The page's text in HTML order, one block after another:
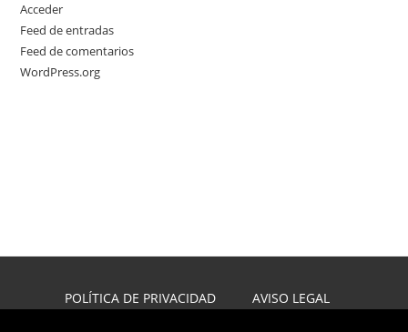
Acceder
Feed de entradas
Feed de comentarios
WordPress.org
POLÍTICA DE PRIVACIDAD
AVISO LEGAL